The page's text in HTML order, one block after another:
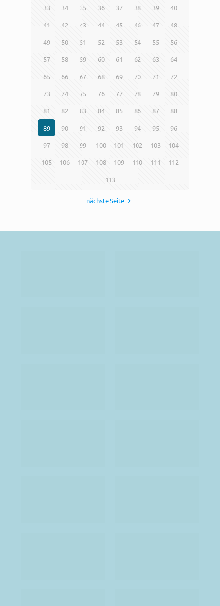
33 34 35 36 37 38 39 40
41 42 43 44 45 46 47 48
49 50 51 52 53 54 55 56
57 58 59 60 61 62 63 64
65 66 67 68 69 70 71 72
73 74 75 76 77 78 79 80
81 82 83 84 85 86 87 88
89 90 91 92 93 94 95 96
97 98 99 100 101 102 103 104
105 106 107 108 109 110 111 112
113
nächste Seite